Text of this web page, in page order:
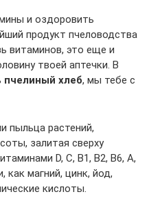
и оздоровить
продукт пчеловодства
витаминов, это еще и
твоей аптечки. В
пчелиный хлеб, мы тебе с
пыльца растений,
залитая сверху
D, C, B1, B2, B6, A,
как магний, цинк, йод,
кислоты.